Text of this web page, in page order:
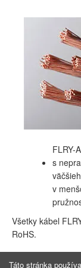
FLRY-
s
v
Všetky kábel
RoHS.
Táto stránka